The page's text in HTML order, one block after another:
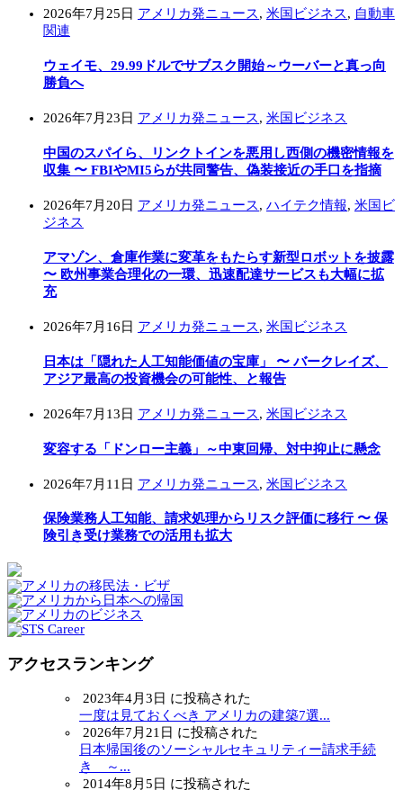
2026年7月25日 アメリカ発ニュース, 米国ビジネス, 自動車
関連
ウェイモ、29.99ドルでサブスク開始～ウーバーと真っ向
勝負へ
2026年7月23日 アメリカ発ニュース, 米国ビジネス
中国のスパイら、リンクトインを悪用し西側の機密情報を
収集 〜 FBIやMI5らが共同警告、偽装接近の手口を指摘
2026年7月20日 アメリカ発ニュース, ハイテク情報, 米国ビ
ジネス
アマゾン、倉庫作業に変革をもたらす新型ロボットを披露
〜 欧州事業合理化の一環、迅速配達サービスも大幅に拡
充
2026年7月16日 アメリカ発ニュース, 米国ビジネス
日本は「隠れた人工知能価値の宝庫」 〜 バークレイズ、
アジア最高の投資機会の可能性、と報告
2026年7月13日 アメリカ発ニュース, 米国ビジネス
変容する「ドンロー主義」～中東回帰、対中抑止に懸念
2026年7月11日 アメリカ発ニュース, 米国ビジネス
保険業務人工知能、請求処理からリスク評価に移行 〜 保
険引き受け業務での活用も拡大
アクセスランキング
2023年4月3日 に投稿された
一度は見ておくべき アメリカの建築7選...
2026年7月21日 に投稿された
日本帰国後のソーシャルセキュリティー請求手続
き ～...
2014年8月5日 に投稿された